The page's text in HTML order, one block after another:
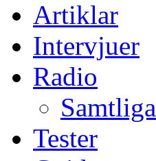
Artiklar
Intervjuer
Radio
Tester